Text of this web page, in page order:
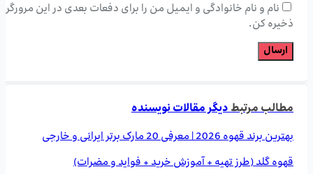
نام و نام خانوادگی و ایمیل من را برای دفعات بعدی در این مرورگر
ذخیره کن.
مطالب مرتبطدیگر مقالات نویسنده
بهترین برند قهوه 2026 | معرفی 20 مارک برتر ایرانی و خارجی
قهوه گلد (طرز تهیه + آموزش خرید + فواید و مضرات)